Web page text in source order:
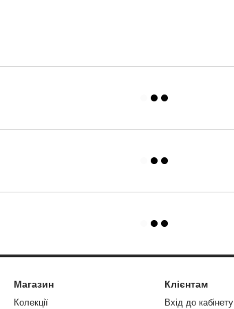
Магазин
Колекції
Клієнтам
Вхід до кабінету